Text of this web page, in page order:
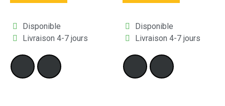
Disponible
Livraison 4-7 jours
Disponible
Livraison 4-7 jours